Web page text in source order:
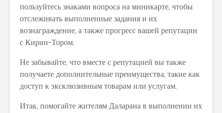
пользуйтесь знаками вопроса на миникарте, чтобы
отслеживать выполненные задания и их
вознаграждение, а также прогресс вашей репутации
с Кирин-Тором.
Не забывайте, что вместе с репутацией вы также
получаете дополнительные преимущества, такие как
доступ к эксклюзивным товарам или услугам.
Итак, помогайте жителям Даларана в выполнении их